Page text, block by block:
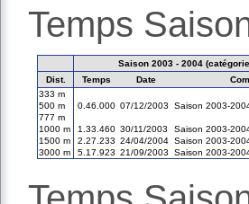
Temps
Saison 2003 - 2004
Dist.
Temps Date
333 m
500 m
0.46.000 07/12/2003 Saison 2003-
777 m
1000 m
1.33.460 30/11/2003 Saison 2003-
1500 m
2.27.233 24/04/2004 Saison 2003-
3000 m
5.17.923 21/09/2003 Saison 2003-